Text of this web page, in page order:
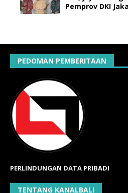
Pemprov DKI
PEDOMAN PEMBERITAAN
PERLINDUNGAN DATA PRIBADI
TENTANG KANALBALI